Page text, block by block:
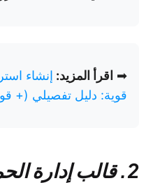
➡ اقرأ المزيد: إنشاء
قوية: دليل تفصيلي (+
2. قالب إدارة الحملات التسويقية